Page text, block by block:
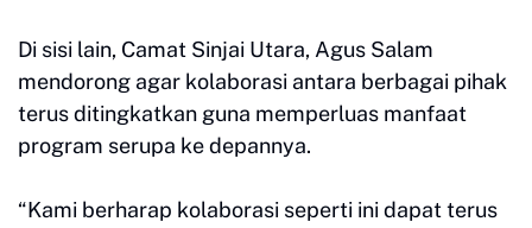
Di sisi lain, Camat Sinjai Utara, Agus Salam
mendorong agar kolaborasi antara berbagai pihak
terus ditingkatkan guna memperluas manfaat
program serupa ke depannya.
“Kami berharap kolaborasi seperti ini dapat terus